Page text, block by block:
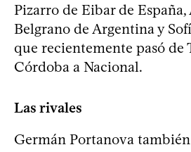
Pizarro de Eibar de España,
Belgrano de Argentina y
que recientemente pasó de
Córdoba a Nacional.
Las rivales
Germán Portanova